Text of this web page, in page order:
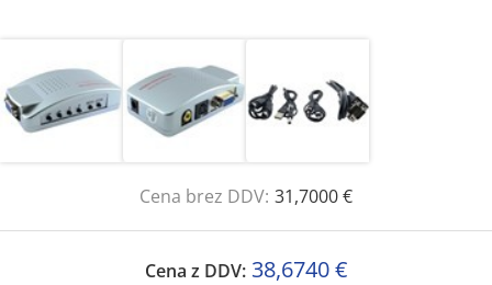
Cena brez DDV: 31,7000 €
Cena z DDV: 38,6740 €